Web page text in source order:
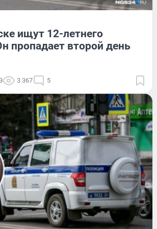
ищут 12-летнего
пропадает второй день
3 367 5